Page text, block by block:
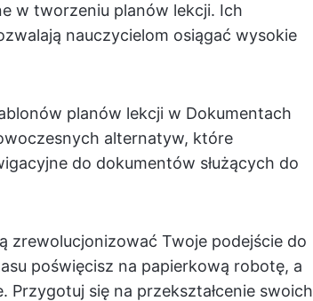
w tworzeniu planów lekcji. Ich
nauczycielom osiągać wysokie
planów lekcji w Dokumentach
alternatyw, które
do dokumentów służących do
zrewolucjonizować Twoje podejście do
poświęcisz na papierkową robotę, a
Przygotuj się na przekształcenie swoich